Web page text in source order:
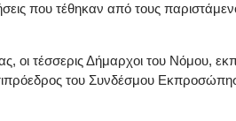
που τέθηκαν από τους
οι τέσσερις Δήμαρχοι του Νόμου,
του Συνδέσμου